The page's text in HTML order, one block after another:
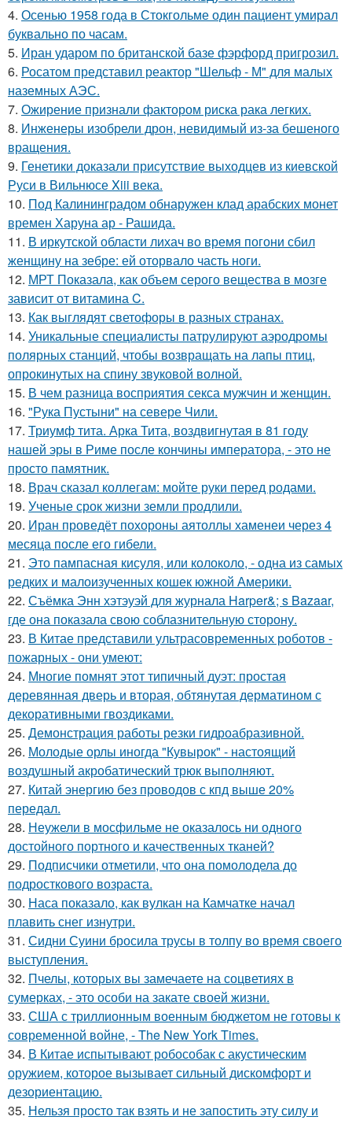
4. Осенью 1958 года в Стокгольме один пациент умирал
буквально по часам.
5. Иран ударом по британской базе фэрфорд пригрозил.
6. Росатом представил реактор "Шельф - М" для малых
наземных АЭС.
7. Ожирение признали фактором риска рака легких.
8. Инженеры изобрели дрон, невидимый из-за бешеного
вращения.
9. Генетики доказали присутствие выходцев из киевской
Руси в Вильнюсе Xiii века.
10. Под Калининградом обнаружен клад арабских монет
времен Харуна ар - Рашида.
11. В иркутской области лихач во время погони сбил
женщину на зебре: ей оторвало часть ноги.
12. МРТ Показала, как объем серого вещества в мозге
зависит от витамина C.
13. Как выглядят светофоры в разных странах.
14. Уникальные специалисты патрулируют аэродромы
полярных станций, чтобы возвращать на лапы птиц,
опрокинутых на спину звуковой волной.
15. В чем разница восприятия секса мужчин и женщин.
16. "Рука Пустыни" на севере Чили.
17. Триумф тита. Арка Тита, воздвигнутая в 81 году
нашей эры в Риме после кончины императора, - это не
просто памятник.
18. Врач сказал коллегам: мойте руки перед родами.
19. Ученые срок жизни земли продлили.
20. Иран проведёт похороны аятоллы хаменеи через 4
месяца после его гибели.
21. Это пампасная кисуля, или колоколо, - одна из самых
редких и малоизученных кошек южной Америки.
22. Съёмка Энн хэтэуэй для журнала Harper&; s Bazaar,
где она показала свою соблазнительную сторону.
23. В Китае представили ультрасовременных роботов -
пожарных - они умеют:
24. Многие помнят этот типичный дуэт: простая
деревянная дверь и вторая, обтянутая дерматином с
декоративными гвоздиками.
25. Демонстрация работы резки гидроабразивной.
26. Молодые орлы иногда "Кувырок" - настоящий
воздушный акробатический трюк выполняют.
27. Китай энергию без проводов с кпд выше 20%
передал.
28. Неужели в мосфильме не оказалось ни одного
достойного портного и качественных тканей?
29. Подписчики отметили, что она помолодела до
подросткового возраста.
30. Наса показало, как вулкан на Камчатке начал
плавить снег изнутри.
31. Сидни Суини бросила трусы в толпу во время своего
выступления.
32. Пчелы, которых вы замечаете на соцветиях в
сумерках, - это особи на закате своей жизни.
33. США с триллионным военным бюджетом не готовы к
современной войне, - The New York Times.
34. В Китае испытывают робособак с акустическим
оружием, которое вызывает сильный дискомфорт и
дезориентацию.
35. Нельзя просто так взять и не запостить эту силу и